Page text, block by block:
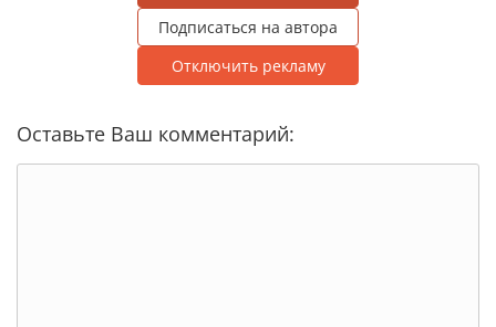
Подписаться на автора
Отключить рекламу
Оставьте Ваш комментарий: